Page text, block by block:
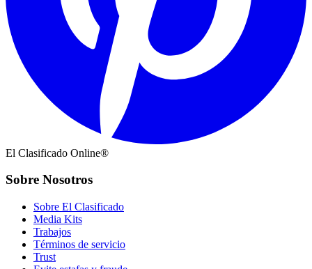
El Clasificado Online®
Sobre Nosotros
Sobre El Clasificado
Media Kits
Trabajos
Términos de servicio
Trust